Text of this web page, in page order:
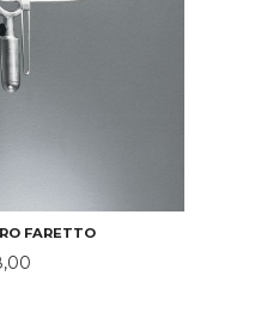
FARETTO